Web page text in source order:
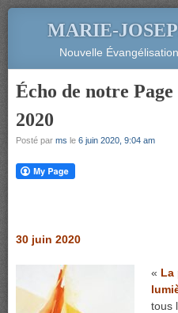
MARIE-
Nouvelle
Écho de notre
2020
Posté par ms le 6 juin 2020, 9:04 am
30 juin 2020
« La
tous